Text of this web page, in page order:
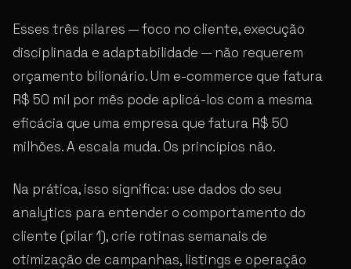
Esses três pilares — foco no cliente, execução
disciplinada e adaptabilidade — não requerem
orçamento bilionário. Um e-commerce que fatura
R$ 50 mil por mês pode aplicá-los com a mesma
eficácia que uma empresa que fatura R$ 50
milhões. A escala muda. Os princípios não.
Na prática, isso significa: use dados do seu
analytics para entender o comportamento do
cliente (pilar 1), crie rotinas semanais de
otimização de campanhas, listings e operação